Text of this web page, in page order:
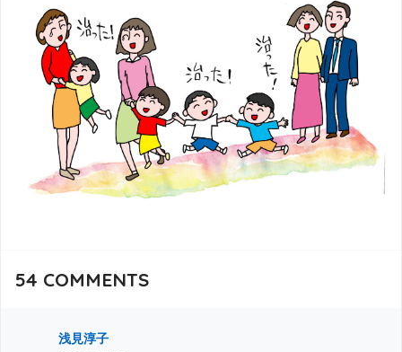
54 COMMENTS
浅見淳子